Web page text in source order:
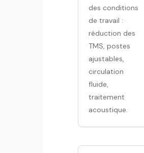
des conditions
de travail :
réduction des
TMS, postes
ajustables,
circulation
fluide,
traitement
acoustique.